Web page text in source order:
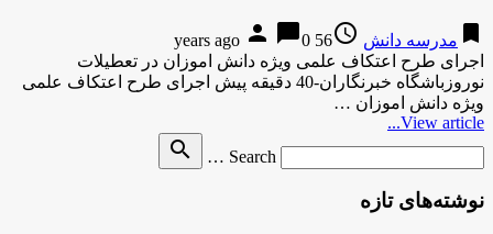
bookmark مدرسه دانش access_time
56 years ago
person chat_bubble0
اجرای طرح اعتکاف علمی ویژه دانش اموزان در تعطیلات
نوروزباشگاه خبرنگاران-40 دقیقه پیش اجرای طرح اعتکاف علمی
ویژه دانش اموزان …
View article...
Search …
search
نوشته‌های تازه